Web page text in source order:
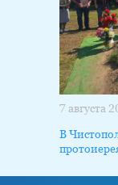
7 августа
В